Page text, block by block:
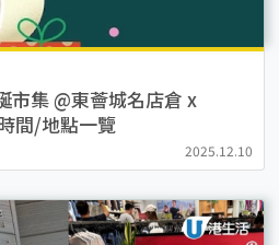
市集 @東薈城名店倉 x
間/地點一覽
2025.12.10